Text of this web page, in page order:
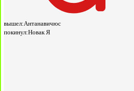
вышел:Антанавичюс
покинул:Новак Я